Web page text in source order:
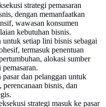
strategi pemasaran
dengan memanfaatkan
wawasan konsumen
kebutuhan bisnis.
setiap lini bisnis sebagai
termasuk penentuan
alokasi sumber
dan pelanggan untuk
perencanaan bisnis, dan
strategi masuk ke pasar